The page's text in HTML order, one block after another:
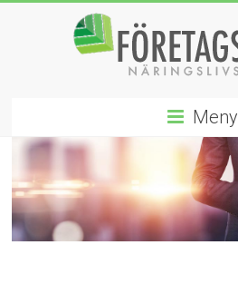
Företagsfokus
Näringslivsbloggen
Meny